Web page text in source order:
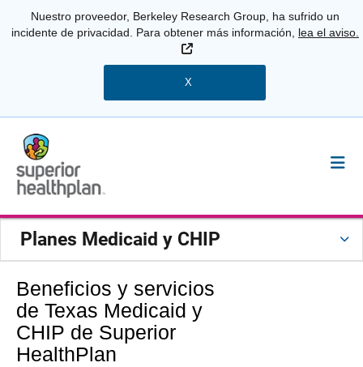
Nuestro proveedor, Berkeley Research Group, ha sufrido un
incidente de privacidad. Para obtener más información, lea el aviso.
Sitio Externo
X
Planes Medicaid y CHIP
Beneficios y servicios
de Texas Medicaid y
CHIP de Superior
HealthPlan